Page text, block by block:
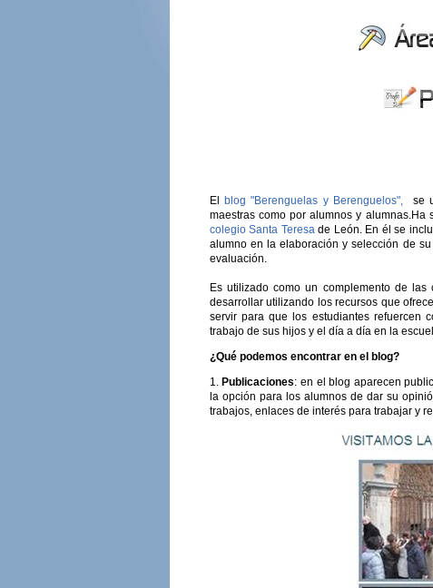
El blog "Berenguelas y Berenguelos", se
maestras como por alumnos y alumnas.Ha
colegio Santa Teresade León. En él se
alumno en la elaboración y selección de
evaluación.
Es utilizado como un complemento de
desarrollar utilizando los recursos que
servir para que los estudiantes refuercen
trabajo de sus hijos y el día a día en la
¿Qué podemos encontrar en el blog?
1. Publicaciones: en el blog aparecen
la opción para los alumnos de dar su
trabajos, enlaces de interés para trabajar y